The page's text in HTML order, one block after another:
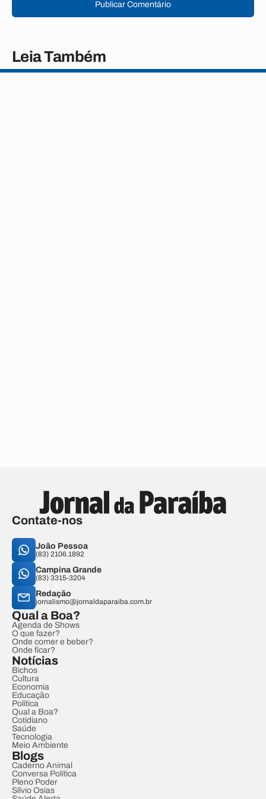
Publicar Comentário
Leia Também
Contate-nos
João Pessoa
(83) 2106.1892
Campina Grande
(83) 3315-3204
Redação
jornalismo@jornaldaparaiba.com.br
Qual a Boa?
Agenda de Shows
O que fazer?
Onde comer e beber?
Onde ficar?
Notícias
Bichos
Cultura
Economia
Educação
Política
Qual a Boa?
Cotidiano
Saúde
Tecnologia
Meio Ambiente
Blogs
Caderno Animal
Conversa Política
Pleno Poder
Sílvio Osias